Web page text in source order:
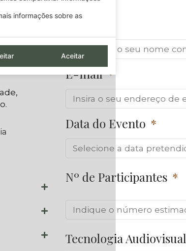
para
Nome
E-mail
Data do Evento
Nº de Participantes
Tecnologia
informações sobre as
Aceitar